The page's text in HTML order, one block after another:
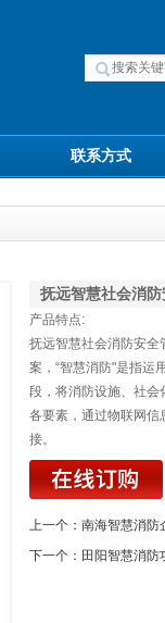
联系方式
抚远智慧社会消
产品特点:
抚远智慧社会消防安全
案，“智慧消防"是指运
段，将消防设施、社会
各要素，通过物联网信
接。
上一个： 南海智慧消防
下一个： 田阳智慧消防